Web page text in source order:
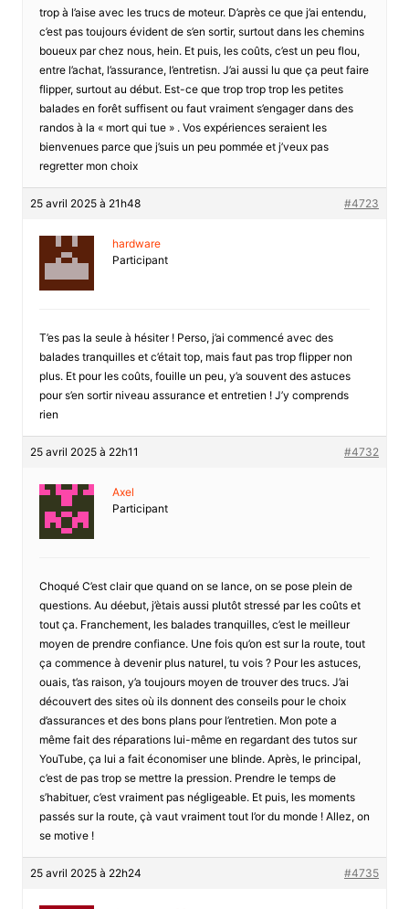
trop à l’aise avec les trucs de moteur. D’après ce que j’ai entendu,
c’est pas toujours évident de s’en sortir, surtout dans les chemins
boueux par chez nous, hein. Et puis, les coûts, c’est un peu flou,
entre l’achat, l’assurance, l’entretisn. J’ai aussi lu que ça peut faire
flipper, surtout au début. Est-ce que trop trop trop les petites
balades en forêt suffisent ou faut vraiment s’engager dans des
randos à la « mort qui tue » . Vos expériences seraient les
bienvenues parce que j’suis un peu pommée et j’veux pas
regretter mon choix
25 avril 2025 à 21h48 #4723
hardware
Participant
T’es pas la seule à hésiter ! Perso, j’ai commencé avec des
balades tranquilles et c’était top, mais faut pas trop flipper non
plus. Et pour les coûts, fouille un peu, y’a souvent des astuces
pour s’en sortir niveau assurance et entretien ! J’y comprends
rien
25 avril 2025 à 22h11 #4732
Axel
Participant
Choqué C’est clair que quand on se lance, on se pose plein de
questions. Au déebut, j’ètais aussi plutôt stressé par les coûts et
tout ça. Franchement, les balades tranquilles, c’est le meilleur
moyen de prendre confiance. Une fois qu’on est sur la route, tout
ça commence à devenir plus naturel, tu vois ? Pour les astuces,
ouais, t’as raison, y’a toujours moyen de trouver des trucs. J’ai
découvert des sites où ils donnent des conseils pour le choix
d’assurances et des bons plans pour l’entretien. Mon pote a
même fait des réparations lui-même en regardant des tutos sur
YouTube, ça lui a fait économiser une blinde. Après, le principal,
c’est de pas trop se mettre la pression. Prendre le temps de
s’habituer, c’est vraiment pas négligeable. Et puis, les moments
passés sur la route, çà vaut vraiment tout l’or du monde ! Allez, on
se motive !
25 avril 2025 à 22h24 #4735